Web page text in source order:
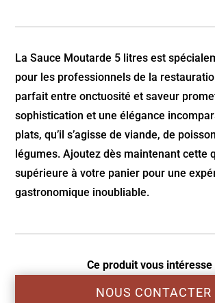
La Sauce Moutarde 5 litres est
pour les professionnels de la
parfait entre onctuosité et saveur
sophistication et une élégance
plats, qu’il s’agisse de viande, de
légumes. Ajoutez dès maintenant cette
supérieure à votre panier pour une
gastronomique inoubliable.
Ce produit vous intéresse
NOUS CONTACTER